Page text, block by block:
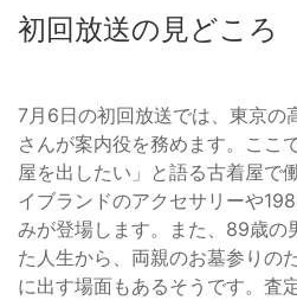
初回放送の見どころ
7月6日の初回放送では、東京の
さんが案内役を務めます。ここ
屋を出したい」と語る古着屋で
イブランドのアクセサリーや
みが登場します。また、89歳の
た人生から、両親のお墓参りの
に出す場面もあるそうです。査